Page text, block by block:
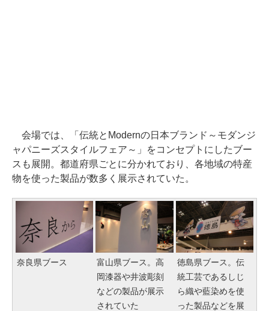
会場では、「伝統とModernの日本ブランド～モダンジ
ャパニーズスタイルフェア～」をコンセプトにしたブー
スも展開。都道府県ごとに分かれており、各地域の特産
物を使った製品が数多く展示されていた。
奈良県ブース
富山県ブース。高
岡漆器や井波彫刻
などの製品が展示
されていた
徳島県ブース。伝
統工芸であるしじ
ら織や藍染めを使
った製品などを展